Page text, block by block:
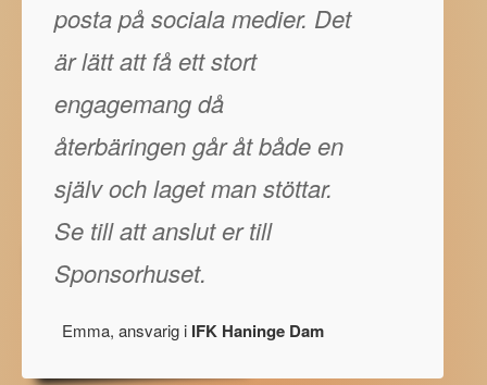
posta på sociala medier. Det
är lätt att få ett stort
engagemang då
återbäringen går åt både en
själv och laget man stöttar.
Se till att anslut er till
Sponsorhuset.
Emma, ansvarig i IFK Haninge Dam